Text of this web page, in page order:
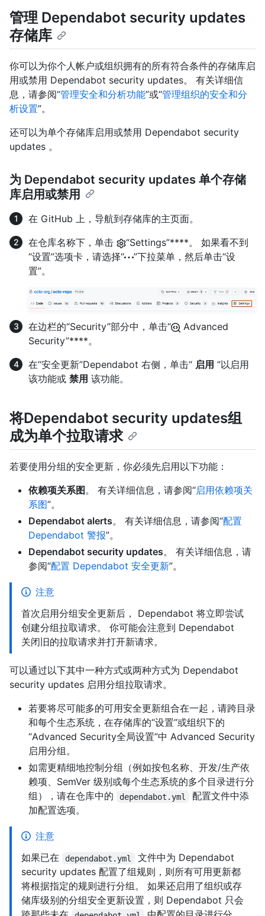
管理 Dependabot security updates
存储库
你可以为你个人帐户或组织拥有的所有符合条件的存储库启
用或禁用 Dependabot security updates。 有关详细信
息，请参阅“管理安全和分析功能”或“管理组织的安全和分
析设置”。
还可以为单个存储库启用或禁用 Dependabot security
updates 。
为 Dependabot security updates 单个存储
库启用或禁用
在 GitHub 上，导航到存储库的主页面。
在仓库名称下，单击
“Settings”****。 如果看不到
“设置”选项卡，请选择“
”下拉菜单，然后单击“设
置”。
在边栏的“Security”部分中，单击“
Advanced
Security”****。
在“安全更新”Dependabot 右侧，单击“ 启用 ”以启用
该功能或 禁用 该功能。
将Dependabot security updates组
成为单个拉取请求
若要使用分组的安全更新，你必须先启用以下功能：
依赖项关系图。 有关详细信息，请参阅“启用依赖项关
系图”。
Dependabot alerts。 有关详细信息，请参阅“配置
Dependabot 警报”。
Dependabot security updates。 有关详细信息，请
参阅“配置 Dependabot 安全更新”。
注意
首次启用分组安全更新后， Dependabot 将立即尝试
创建分组拉取请求。 你可能会注意到 Dependabot
关闭旧的拉取请求并打开新请求。
可以通过以下其中一种方式或两种方式为 Dependabot
security updates 启用分组拉取请求。
若要将尽可能多的可用安全更新组合在一起，请跨目录
和每个生态系统，在存储库的“设置”或组织下的
“Advanced Security全局设置”中 Advanced Security
启用分组。
如需更精细地控制分组（例如按包名称、开发/生产依
赖项、SemVer 级别或每个生态系统的多个目录进行分
组），请在仓库中的
dependabot.yml
配置文件中添
加配置选项。
注意
如果已在
dependabot.yml
文件中为 Dependabot
security updates 配置了组规则，则所有可用更新都
将根据指定的规则进行分组。 如果还启用了组织或存
储库级别的分组安全更新设置，则 Dependabot 只会